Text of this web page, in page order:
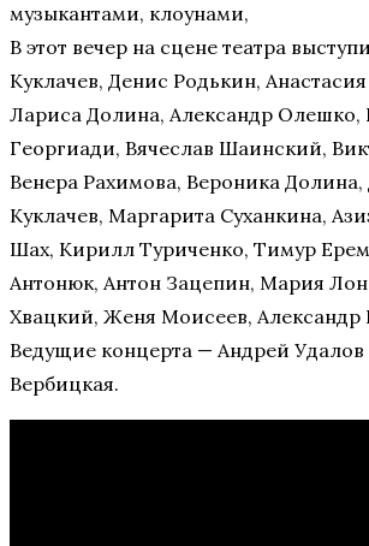
музыкантами, клоунами,
В этот вечер на сцене театра
Куклачев, Денис Родькин,
Лариса Долина, Александр Олешко,
Георгиади, Вячеслав Шаинский,
Венера Рахимова, Вероника
Куклачев, Маргарита Суханкина,
Шах, Кирилл Туриченко, Тимур
Антонюк, Антон Зацепин, Мария
Хвацкий, Женя Моисеев, Александр
Ведущие концерта — Андрей
Вербицкая.